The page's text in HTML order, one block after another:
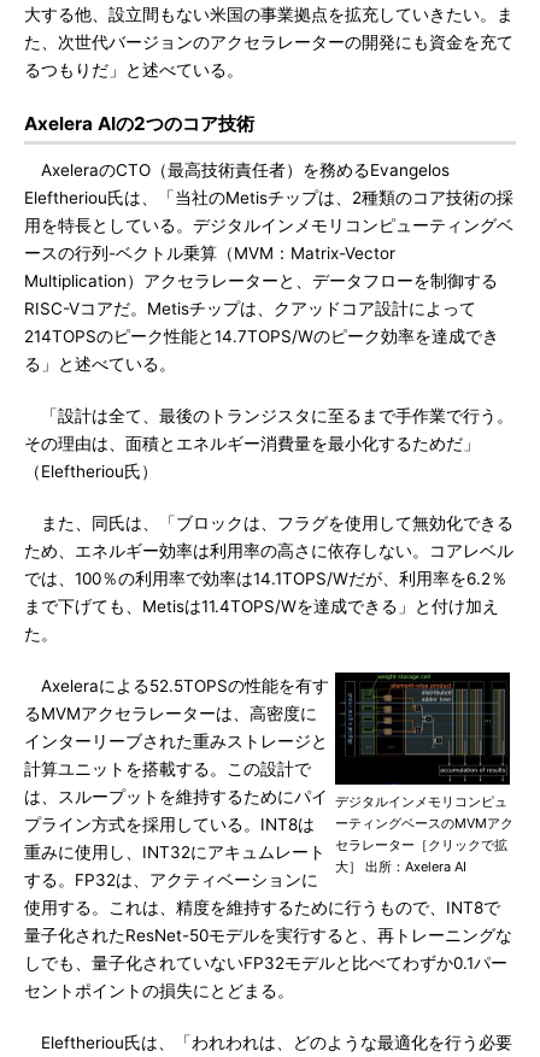
大する他、設立間もない米国の事業拠点を拡充していきたい。ま
た、次世代バージョンのアクセラレーターの開発にも資金を充て
るつもりだ」と述べている。
Axelera AIの2つのコア技術
AxeleraのCTO（最高技術責任者）を務めるEvangelos
Eleftheriou氏は、「当社のMetisチップは、2種類のコア技術の採
用を特長としている。デジタルインメモリコンピューティングベ
ースの行列-ベクトル乗算（MVM：Matrix-Vector
Multiplication）アクセラレーターと、データフローを制御する
RISC-Vコアだ。Metisチップは、クアッドコア設計によって
214TOPSのピーク性能と14.7TOPS/Wのピーク効率を達成でき
る」と述べている。
「設計は全て、最後のトランジスタに至るまで手作業で行う。
その理由は、面積とエネルギー消費量を最小化するためだ」
（Eleftheriou氏）
また、同氏は、「ブロックは、フラグを使用して無効化できる
ため、エネルギー効率は利用率の高さに依存しない。コアレベル
では、100％の利用率で効率は14.1TOPS/Wだが、利用率を6.2％
まで下げても、Metisは11.4TOPS/Wを達成できる」と付け加え
た。
デジタルインメモリコンピュ
ーティングベースのMVMアク
セラレーター［クリックで拡
大］ 出所：Axelera AI
Axeleraによる52.5TOPSの性能を有す
るMVMアクセラレーターは、高密度に
インターリーブされた重みストレージと
計算ユニットを搭載する。この設計で
は、スループットを維持するためにパイ
プライン方式を採用している。INT8は
重みに使用し、INT32にアキュムレート
する。FP32は、アクティベーションに
使用する。これは、精度を維持するために行うもので、INT8で
量子化されたResNet-50モデルを実行すると、再トレーニングな
しでも、量子化されていないFP32モデルと比べてわずか0.1パー
セントポイントの損失にとどまる。
Eleftheriou氏は、「われわれは、どのような最適化を行う必要